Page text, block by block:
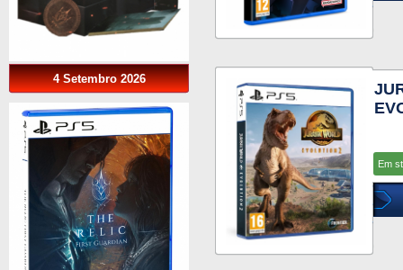
4 Setembro 2026
Em